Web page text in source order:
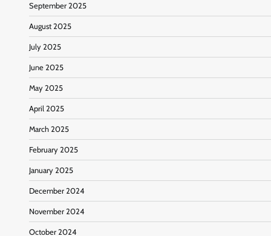
September 2025
August 2025
July 2025
June 2025
May 2025
April 2025
March 2025
February 2025
January 2025
December 2024
November 2024
October 2024